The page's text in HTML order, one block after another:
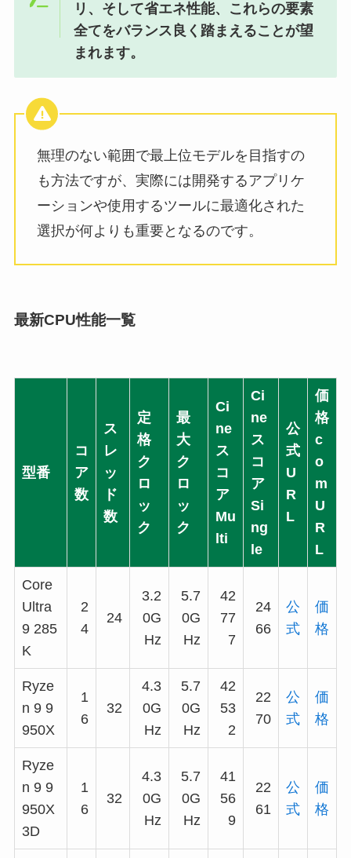
リ、そして省エネ性能、これらの要素
全てをバランス良く踏まえることが望
まれます。
無理のない範囲で最上位モデルを目指すの
も方法ですが、実際には開発するアプリケ
ーションや使用するツールに最適化された
選択が何よりも重要となるのです。
最新CPU性能一覧
型番
コ
ア
数
ス
レ
ッ
ド
数
定
格
ク
ロ
ッ
ク
最
大
ク
ロ
ッ
ク
Ci
ne
ス
コ
ア
Mu
lti
Ci
ne
ス
コ
ア
Si
ng
le
公
式
U
R
L
価
格
c
o
m
U
R
L
Core
Ultra
9 285
K
2
4
24
3.2
0G
Hz
5.7
0G
Hz
42
77
7
24
66
公
式
価
格
Ryze
n 9 9
950X
1
6
32
4.3
0G
Hz
5.7
0G
Hz
42
53
2
22
70
公
式
価
格
Ryze
n 9 9
950X
3D
1
6
32
4.3
0G
Hz
5.7
0G
Hz
41
56
9
22
61
公
式
価
格